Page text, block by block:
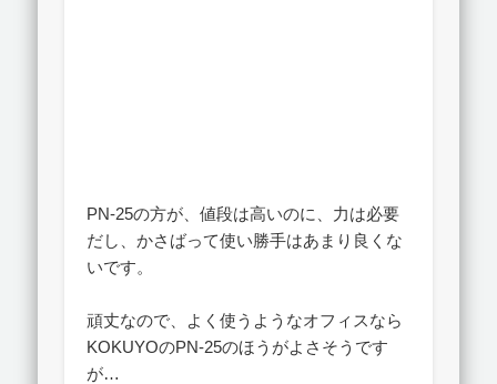
PN-25の方が、値段は高いのに、力は必要
だし、かさばって使い勝手はあまり良くな
いです。
頑丈なので、よく使うようなオフィスなら
KOKUYOのPN-25のほうがよさそうです
が…